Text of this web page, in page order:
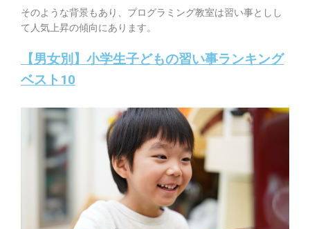
そのような背景もあり、プログラミング教室は習い事としし
て人気上昇の傾向にあります。
【男女別】小学生子どもの習い事ランキング
ベスト10